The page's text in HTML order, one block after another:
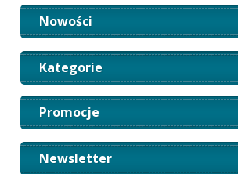
Nowości
Kategorie
Promocje
Newsletter